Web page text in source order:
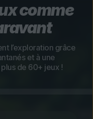
comme
l’exploration grâce
et à une
de 60+ jeux !